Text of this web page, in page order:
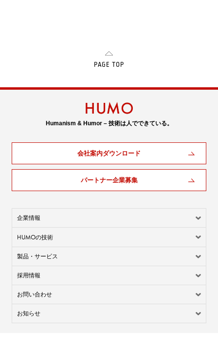
PAGE TOP
Humanism & Humor – 技術は人でできている。
会社案内ダウンロード
パートナー企業募集
企業情報
HUMOの技術
製品・サービス
採用情報
お問い合わせ
お知らせ